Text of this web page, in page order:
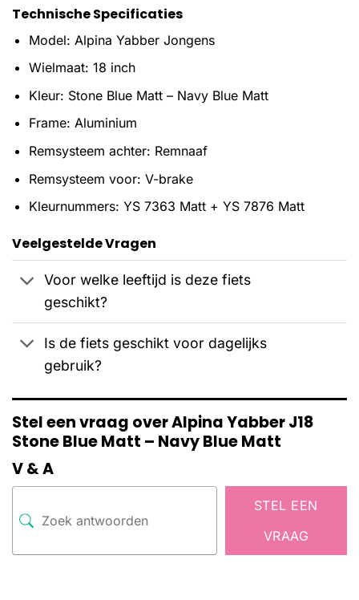
Technische Specificaties
Model: Alpina Yabber Jongens
Wielmaat: 18 inch
Kleur: Stone Blue Matt – Navy Blue Matt
Frame: Aluminium
Remsysteem achter: Remnaaf
Remsysteem voor: V-brake
Kleurnummers: YS 7363 Matt + YS 7876 Matt
Veelgestelde Vragen
Voor welke leeftijd is deze fiets
geschikt?
Is de fiets geschikt voor dagelijks
gebruik?
Stel een vraag over Alpina Yabber J18
Stone Blue Matt – Navy Blue Matt
V & A
STEL EEN
VRAAG